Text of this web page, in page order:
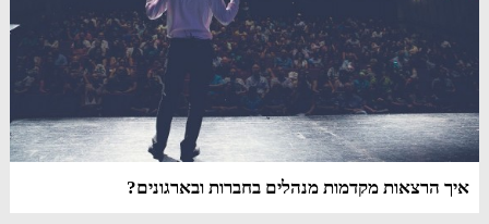
איך הרצאות מקדמות מנהלים בחברות ובארגונים?